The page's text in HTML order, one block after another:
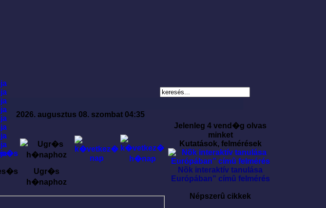
2026. augusztus 08. szombat 04:35
Ugr�s
h�naphoz
Jelenleg 4 vend�g olvas
minket
Kutatások, felmérések
Nõk interaktív tanulása
Európában” címû felmérés
Népszerû cikkek